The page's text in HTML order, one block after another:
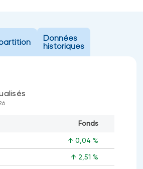
Données
historiques
Fonds
↑ 0,04 %
↑ 2,51 %